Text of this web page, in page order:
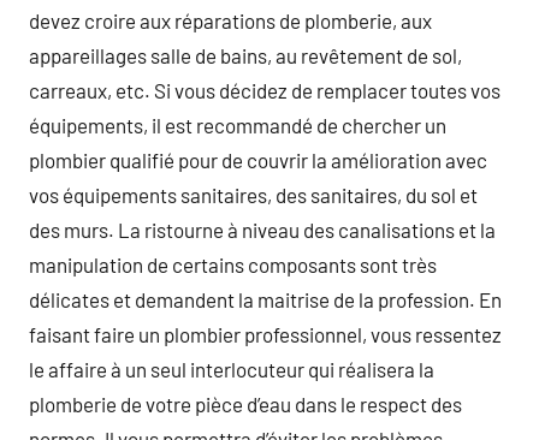
devez croire aux réparations de plomberie, aux
appareillages salle de bains, au revêtement de sol,
carreaux, etc. Si vous décidez de remplacer toutes vos
équipements, il est recommandé de chercher un
plombier qualifié pour de couvrir la amélioration avec
vos équipements sanitaires, des sanitaires, du sol et
des murs. La ristourne à niveau des canalisations et la
manipulation de certains composants sont très
délicates et demandent la maitrise de la profession. En
faisant faire un plombier professionnel, vous ressentez
le affaire à un seul interlocuteur qui réalisera la
plomberie de votre pièce d’eau dans le respect des